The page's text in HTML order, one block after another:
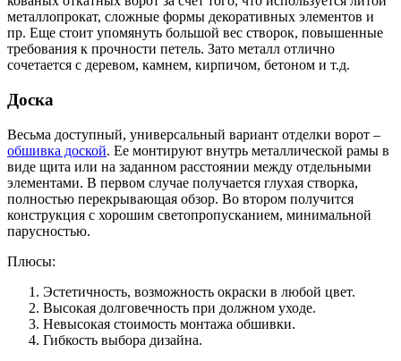
металлопрокат, сложные формы декоративных элементов и
пр. Еще стоит упомянуть большой вес створок, повышенные
требования к прочности петель. Зато металл отлично
сочетается с деревом, камнем, кирпичом, бетоном и т.д.
Доска
Весьма доступный, универсальный вариант отделки ворот –
обшивка доской. Ее монтируют внутрь металлической рамы в
виде щита или на заданном расстоянии между отдельными
элементами. В первом случае получается глухая створка,
полностью перекрывающая обзор. Во втором получится
конструкция с хорошим светопропусканием, минимальной
парусностью.
Плюсы:
Эстетичность, возможность окраски в любой цвет.
Высокая долговечность при должном уходе.
Невысокая стоимость монтажа обшивки.
Гибкость выбора дизайна.